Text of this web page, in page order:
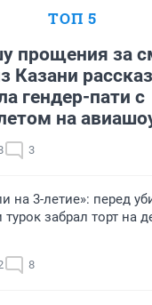
ТОП 5
прощения за
Казани
гендер-пати с
на
3
на 3-летие»: перед
турок забрал торт на
8